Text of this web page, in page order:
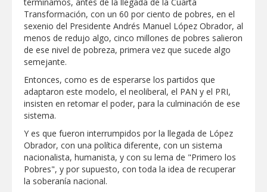
Transformación, con un 60 por ciento de pobres, en el
sexenio del Presidente Andrés Manuel López Obrador, al
menos de redujo algo, cinco millones de pobres salieron
de ese nivel de pobreza, primera vez que sucede algo
semejante.
Entonces, como es de esperarse los partidos que
adaptaron este modelo, el neoliberal, el PAN y el PRI,
insisten en retomar el poder, para la culminación de ese
sistema.
Y es que fueron interrumpidos por la llegada de López
Obrador, con una política diferente, con un sistema
nacionalista, humanista, y con su lema de "Primero los
Pobres", y por supuesto, con toda la idea de recuperar
la soberanía nacional.